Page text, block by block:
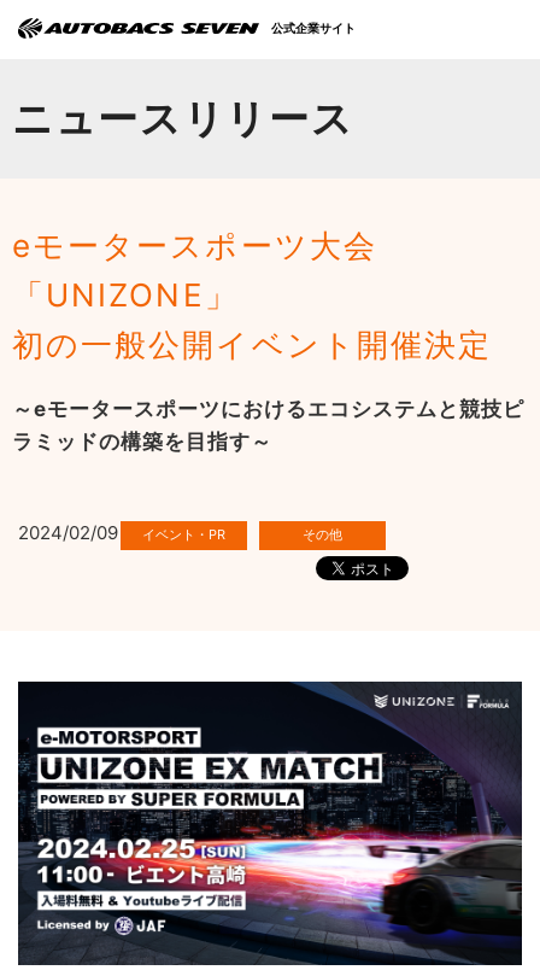
ニュースリリース
eモータースポーツ大会
「UNIZONE」
初の一般公開イベント開催決定
～eモータースポーツにおけるエコシステムと競技ピ
ラミッドの構築を目指す～
2024/02/09
公式企業サイト
サステナビリティ
Language